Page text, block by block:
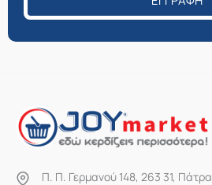
Π. Π. Γερμανού 148, 263 31, Πάτρα